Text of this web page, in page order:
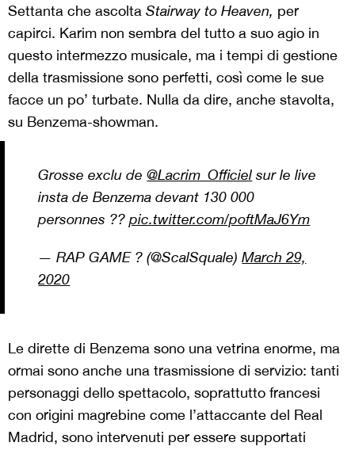
Settanta che ascolta Stairway to Heaven, per
capirci. Karim non sembra del tutto a suo agio in
questo intermezzo musicale, ma i tempi di gestione
della trasmissione sono perfetti, così come le sue
facce un po’ turbate. Nulla da dire, anche stavolta,
su Benzema-showman.
Grosse exclu de@Lacrim_Officiel sur le live
insta de Benzema devant 130 000
personnes ??pic.twitter.com/poftMaJ6Ym
— RAP GAME ? (@ScalSquale)March 29,
2020
Le dirette di Benzema sono una vetrina enorme, ma
ormai sono anche una trasmissione di servizio: tanti
personaggi dello spettacolo, soprattutto francesi
con origini magrebine come l’attaccante del Real
Madrid, sono intervenuti per essere supportati